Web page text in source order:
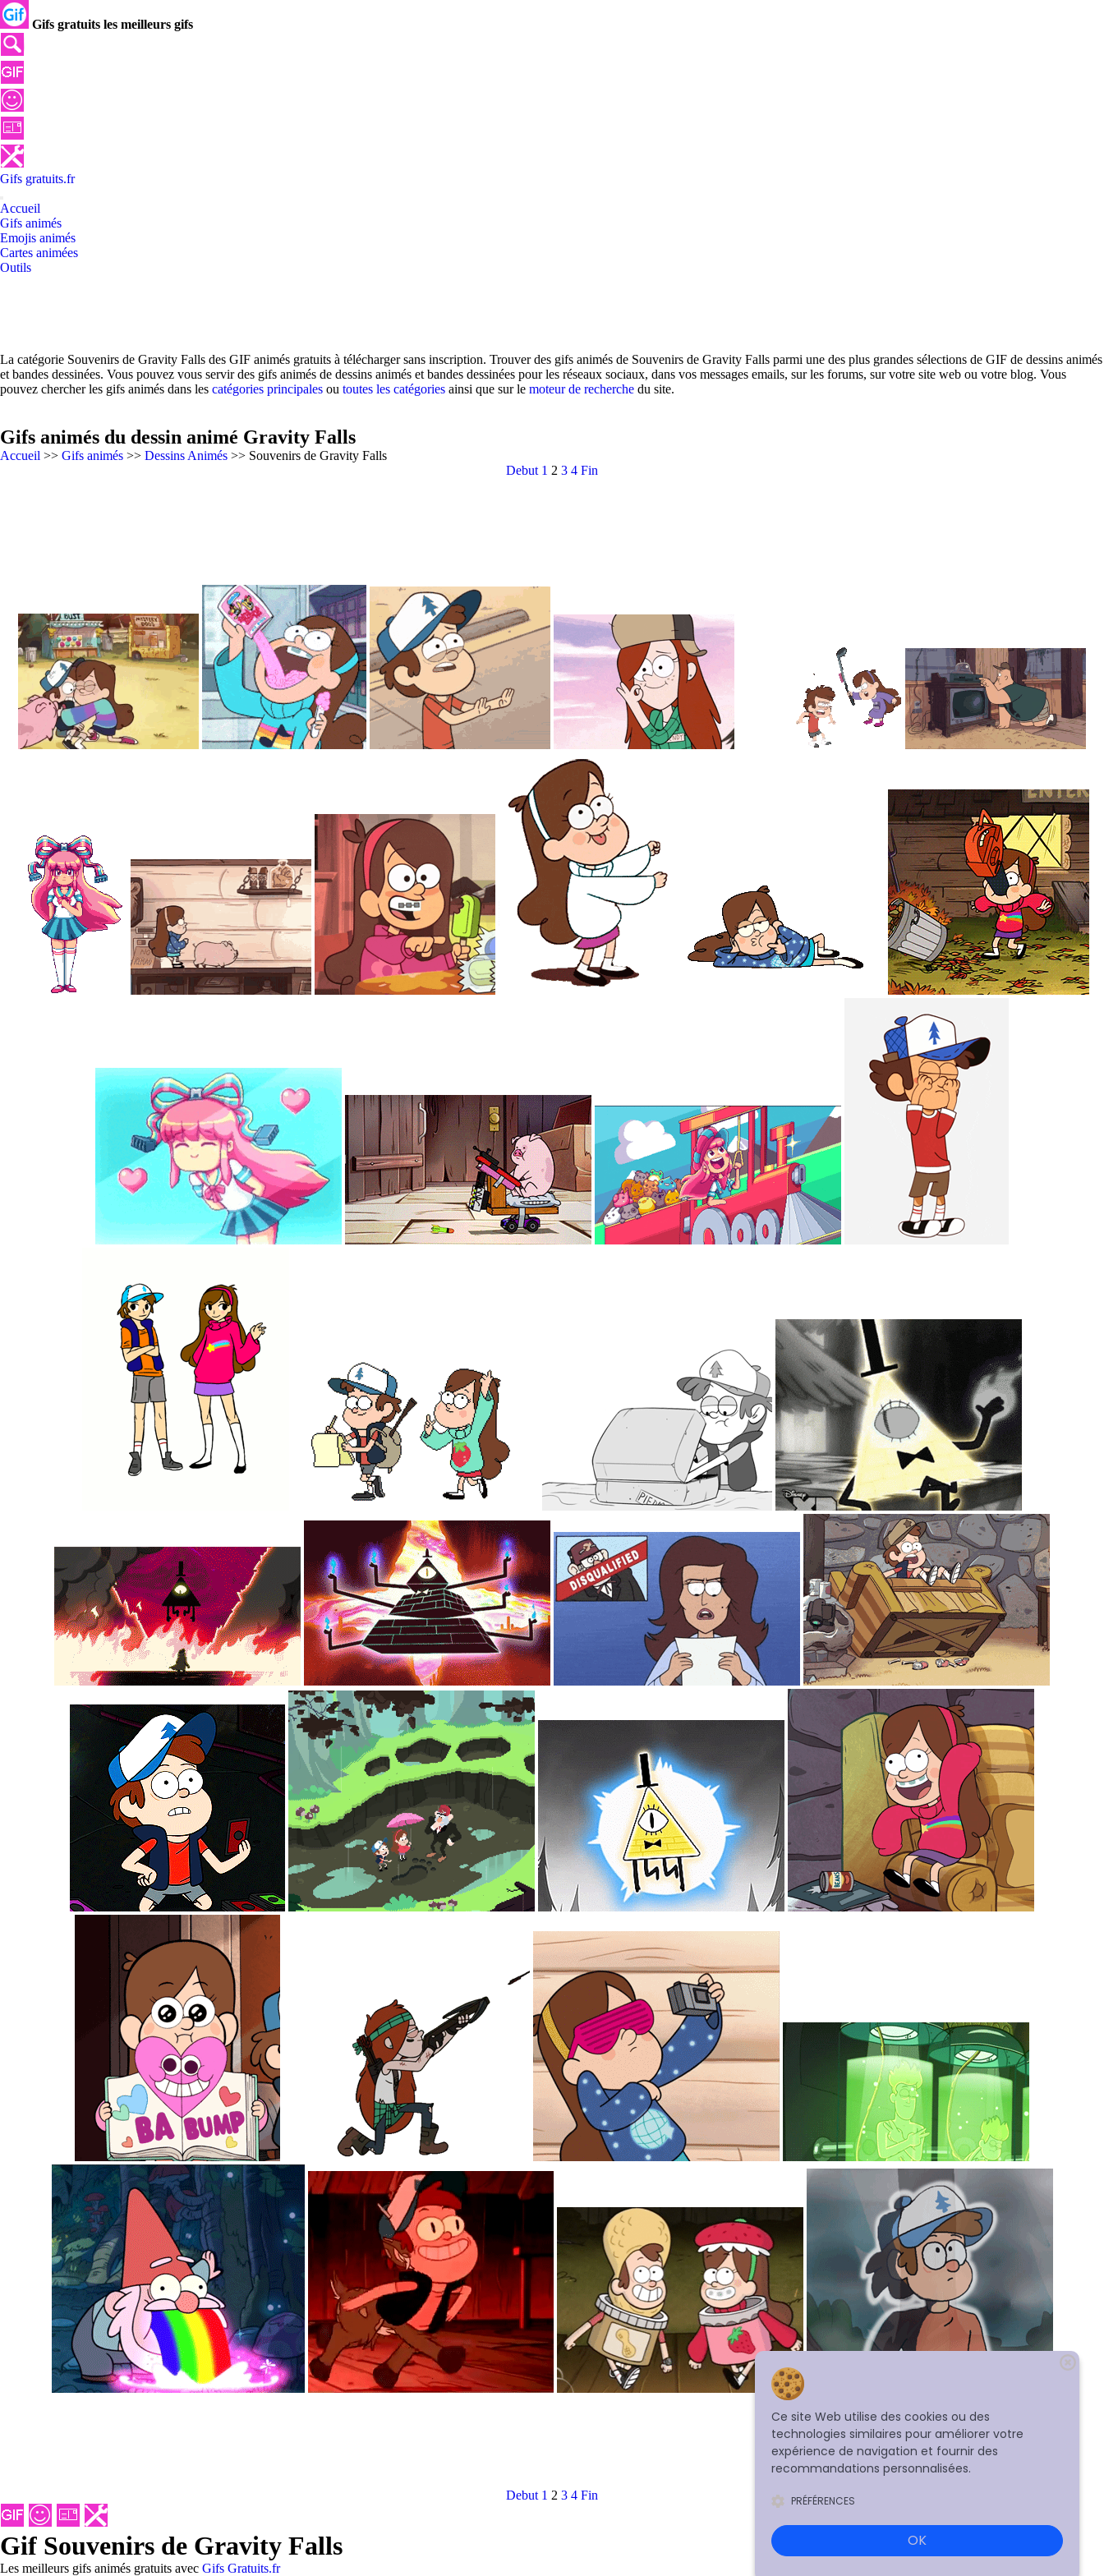
Gifs gratuits les meilleurs gifs
Gifs gratuits.fr
Accueil
Gifs animés
Emojis animés
Cartes animées
Outils
La catégorie Souvenirs de Gravity Falls des GIF animés gratuits à télécharger sans inscription. Trouver des gifs animés de Souvenirs de Gravity Falls parmi une des plus grandes sélections de GIF de dessins animés
et bandes dessinées. Vous pouvez vous servir des gifs animés de dessins animés et bandes dessinées pour les réseaux sociaux, dans vos messages emails, sur les forums, sur votre site web ou votre blog. Vous
pouvez chercher les gifs animés dans les catégories principales ou toutes les catégories ainsi que sur le moteur de recherche du site.
Gifs animés du dessin animé Gravity Falls
Accueil >> Gifs animés >> Dessins Animés >> Souvenirs de Gravity Falls
Debut 1 2 3 4 Fin
Debut 1 2 3 4 Fin
Gif Souvenirs de Gravity Falls
Les meilleurs gifs animés gratuits avec Gifs Gratuits.fr
Ce site Web utilise des cookies ou des
technologies similaires pour améliorer votre
expérience de navigation et fournir des
recommandations personnalisées.
PRÉFÉRENCES
OK